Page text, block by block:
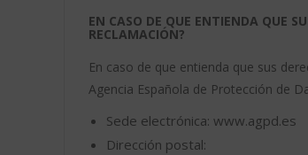
EN CASO DE QUE ENTIENDA QUE
RECLAMACIÓN?
En caso de que entienda que sus
Agencia Española de Protección de
Sede electrónica: www.agpd.es
Dirección postal: